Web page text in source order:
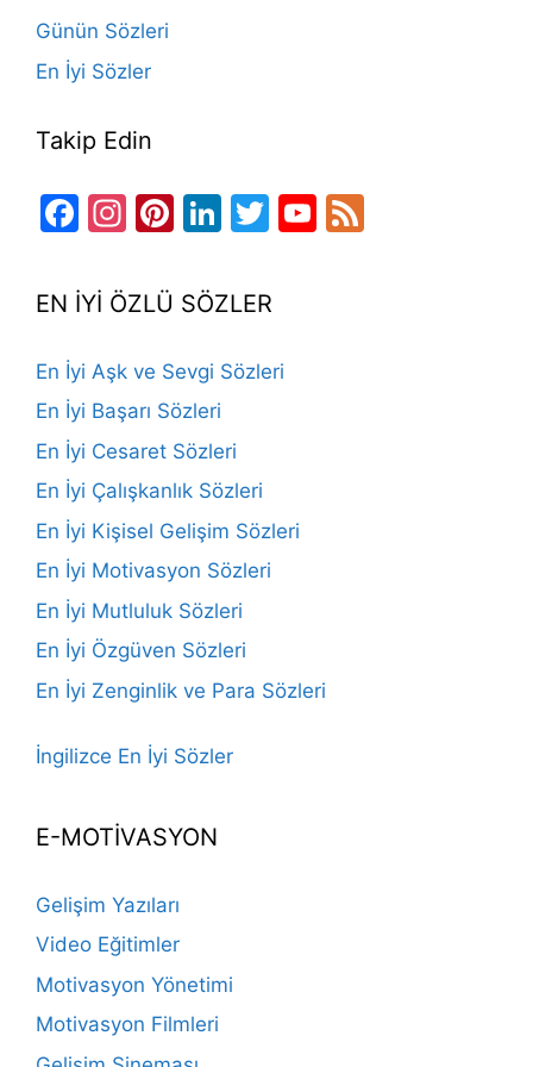
Günün Sözleri
En İyi Sözler
Takip Edin
Facebook
Instagram
Pinterest
LinkedIn
TwitterYouTube
EN İYİ ÖZLÜ SÖZLER
En İyi Aşk ve Sevgi Sözleri
En İyi Başarı Sözleri
En İyi Cesaret Sözleri
En İyi Çalışkanlık Sözleri
En İyi Kişisel Gelişim Sözleri
En İyi Motivasyon Sözleri
En İyi Mutluluk Sözleri
En İyi Özgüven Sözleri
En İyi Zenginlik ve Para Sözleri
İngilizce En İyi Sözler
E-MOTİVASYON
Gelişim Yazıları
Video Eğitimler
Motivasyon Yönetimi
Motivasyon Filmleri